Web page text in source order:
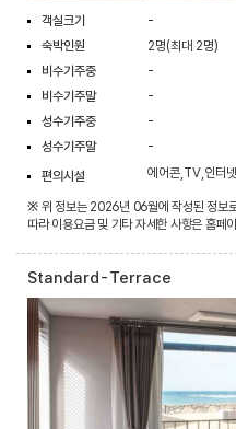
객실크기
-
숙박인원
2명(최대 2명)
비수기주중
-
비수기주말
-
성수기주중
-
성수기주말
-
편의시설
에어콘,TV,인터
※ 위 정보는 2026년 06월에 작성된 정보
따라 이용요금 및 기타 자세한 사항은 홈페
Standard-Terrace